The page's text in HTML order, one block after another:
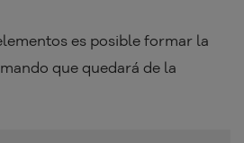
es posible formar la
que quedará de la